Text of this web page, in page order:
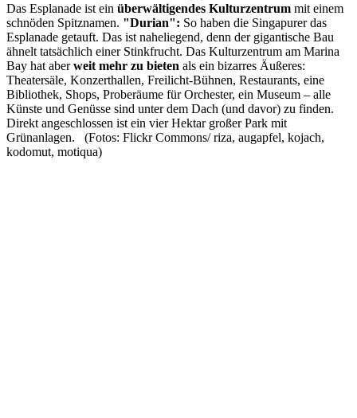
Das Esplanade ist ein überwältigendes Kulturzentrum mit einem
schnöden Spitznamen. "Durian": So haben die Singapurer das
Esplanade getauft. Das ist naheliegend, denn der gigantische Bau
ähnelt tatsächlich einer Stinkfrucht. Das Kulturzentrum am Marina
Bay hat aberweit mehr zu bieten als ein bizarres Äußeres:
Theatersäle, Konzerthallen, Freilicht-Bühnen, Restaurants, eine
Bibliothek, Shops, Proberäume für Orchester, ein Museum – alle
Künste und Genüsse sind unter dem Dach (und davor) zu finden.
Direkt angeschlossen ist ein vier Hektar großer Park mit
Grünanlagen. (Fotos: Flickr Commons/ riza, augapfel, kojach,
kodomut, motiqua)